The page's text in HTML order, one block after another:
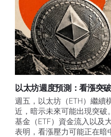
以太坊週度預測：看漲突
週五，以太坊（ETH）繼續
近，暗示未來可能出現突破
基金（ETF）資金流入以及
表明，看漲壓力可能正在暗